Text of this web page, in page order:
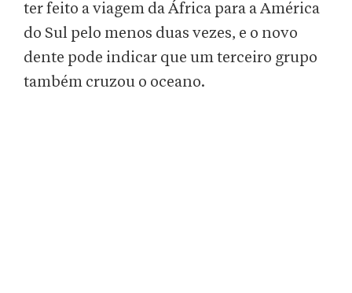
ter feito a viagem da África para a América
do Sul pelo menos duas vezes, e o novo
dente pode indicar que um terceiro grupo
também cruzou o oceano.